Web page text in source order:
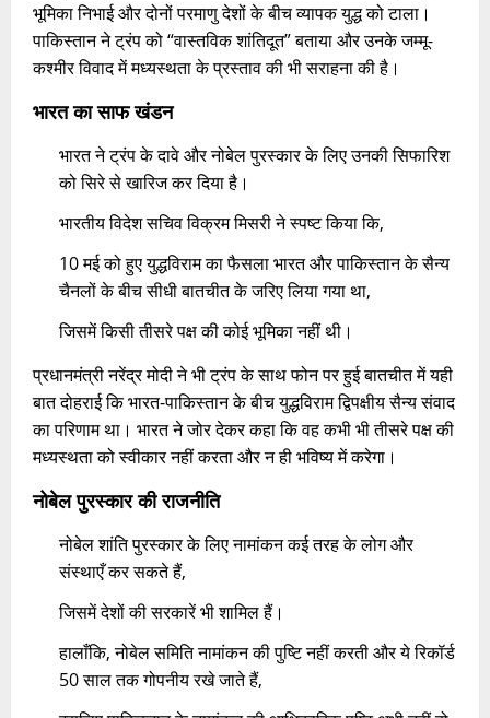
भूमिका निभाई और दोनों परमाणु देशों के बीच व्यापक युद्ध को टाला।
पाकिस्तान ने ट्रंप को “वास्तविक शांतिदूत” बताया और उनके जम्मू-
कश्मीर विवाद में मध्यस्थता के प्रस्ताव की भी सराहना की है।​
भारत का साफ खंडन
भारत ने ट्रंप के दावे और नोबेल पुरस्कार के लिए उनकी सिफारिश
को सिरे से खारिज कर दिया है।
भारतीय विदेश सचिव विक्रम मिसरी ने स्पष्ट किया कि,
10 मई को हुए युद्धविराम का फैसला भारत और पाकिस्तान के सैन्य
चैनलों के बीच सीधी बातचीत के जरिए लिया गया था,
जिसमें किसी तीसरे पक्ष की कोई भूमिका नहीं थी।​
प्रधानमंत्री नरेंद्र मोदी ने भी ट्रंप के साथ फोन पर हुई बातचीत में यही
बात दोहराई कि भारत-पाकिस्तान के बीच युद्धविराम द्विपक्षीय सैन्य संवाद
का परिणाम था। भारत ने जोर देकर कहा कि वह कभी भी तीसरे पक्ष की
मध्यस्थता को स्वीकार नहीं करता और न ही भविष्य में करेगा।​
नोबेल पुरस्कार की राजनीति
नोबेल शांति पुरस्कार के लिए नामांकन कई तरह के लोग और
संस्थाएँ कर सकते हैं,
जिसमें देशों की सरकारें भी शामिल हैं।
हालाँकि, नोबेल समिति नामांकन की पुष्टि नहीं करती और ये रिकॉर्ड
50 साल तक गोपनीय रखे जाते हैं,